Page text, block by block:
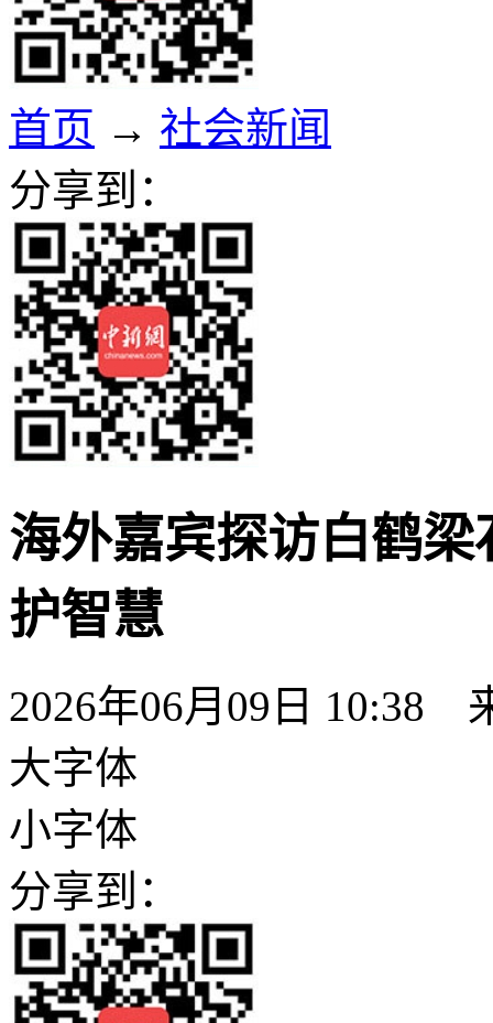
首页 → 社会新闻
分享到：
海外嘉宾探访白鹤
护智慧
2026年06月09日 10:38
大字体
小字体
分享到：